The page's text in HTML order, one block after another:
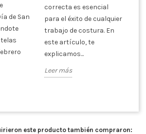
de San
correcta es esencial
para el éxito de cualquier
trabajo de costura. En
este artículo, te
explicamos...
Leer más
este producto también compraron: